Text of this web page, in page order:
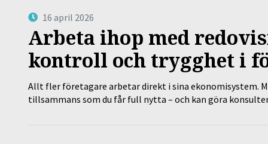
16 april 2026
Arbeta ihop med
kontroll och trygghet i
Allt fler företagare arbetar direkt i sina ekonomisystem.
tillsammans som du får full nytta – och kan göra